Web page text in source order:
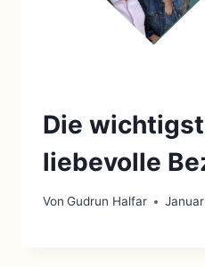
Die
liebevolle
Von Gudrun Halfar